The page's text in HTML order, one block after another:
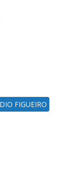
FIGUEIRO